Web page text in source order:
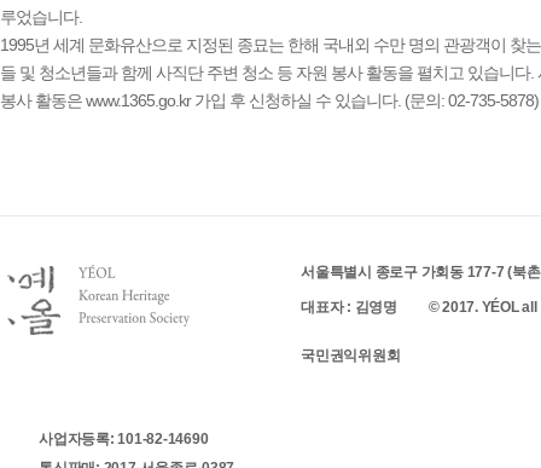
루었습니다.
1995년 세계 문화유산으로 지정된 종묘는 한해 국내외 수만 명의 관광객이
들 및 청소년들과 함께 사직단 주변 청소 등 자원 봉사 활동을 펼치고 있습니
봉사 활동은 www.1365.go.kr 가입 후 신청하실 수 있습니다. (문의: 02-735-5878)
서울특별시 종로구 가회동 177-7 (북
대표자 : 김영명 © 2017. YÉOL
국민권익위원회
사업자등록: 101-82-14690